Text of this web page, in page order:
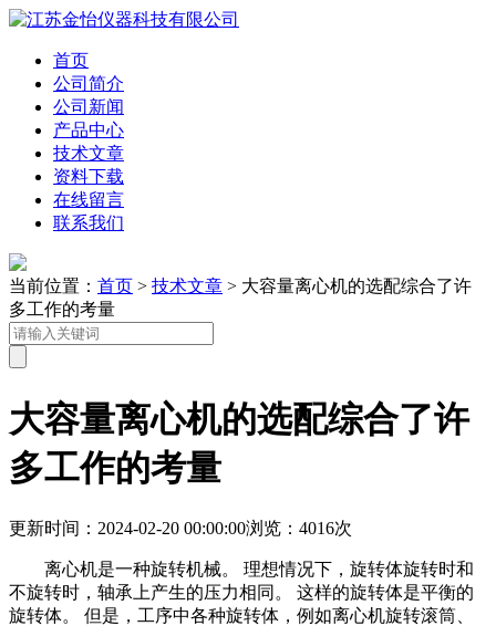
首页
公司简介
公司新闻
产品中心
技术文章
资料下载
在线留言
联系我们
当前位置： 首页 > 技术文章 > 大容量离心机的选配综合了许
多工作的考量
大容量离心机的选配综合了许
多工作的考量
更新时间：2024-02-20 00:00:00浏览：4016次
离心机是一种旋转机械。 理想情况下，旋转体旋转时和
不旋转时，轴承上产生的压力相同。 这样的旋转体是平衡的
旋转体。 但是，工序中各种旋转体，例如离心机旋转滚筒、